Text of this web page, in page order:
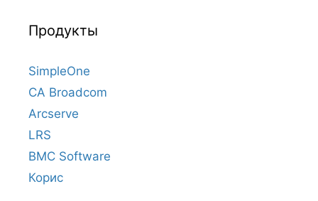
Продукты
SimpleOne
CA Broadcom
Arcserve
LRS
BMC Software
Корис